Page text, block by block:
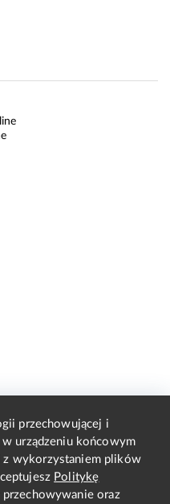
przechowującej i
urządzeniu końcowym
wykorzystaniem plików
Politykę
przechowywanie oraz